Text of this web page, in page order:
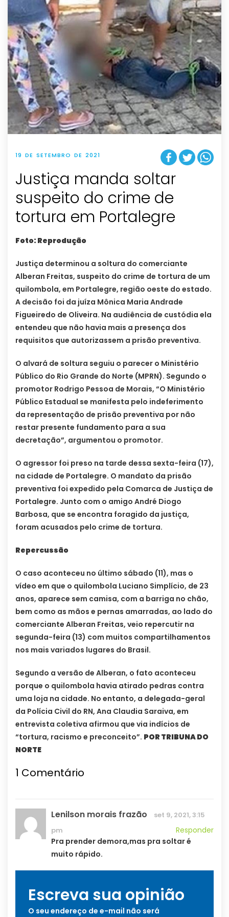
19 DE SETEMBRO DE 2021
Justiça manda soltar
suspeito do crime de
tortura em Portalegre
Foto: Reprodução
Justiça determinou a soltura do comerciante
Alberan Freitas, suspeito do crime de tortura de um
quilombola, em Portalegre, região oeste do estado.
A decisão foi da juíza Mônica Maria Andrade
Figueiredo de Oliveira. Na audiência de custódia ela
entendeu que não havia mais a presença dos
requisitos que autorizassem a prisão preventiva.
O alvará de soltura seguiu o parecer o Ministério
Público do Rio Grande do Norte (MPRN). Segundo o
promotor Rodrigo Pessoa de Morais, “O Ministério
Público Estadual se manifesta pelo indeferimento
da representação de prisão preventiva por não
restar presente fundamento para a sua
decretação”, argumentou o promotor.
O agressor foi preso na tarde dessa sexta-feira (17),
na cidade de Portalegre. O mandato da prisão
preventiva foi expedido pela Comarca de Justiça de
Portalegre. Junto com o amigo André Diogo
Barbosa, que se encontra foragido da justiça,
foram acusados pelo crime de tortura.
Repercussão
O caso aconteceu no último sábado (11), mas o
vídeo em que o quilombola Luciano Simplício, de 23
anos, aparece sem camisa, com a barriga no chão,
bem como as mãos e pernas amarradas, ao lado do
comerciante Alberan Freitas, veio repercutir na
segunda-feira (13) com muitos compartilhamentos
nos mais variados lugares do Brasil.
Segundo a versão de Alberan, o fato aconteceu
porque o quilombola havia atirado pedras contra
uma loja na cidade. No entanto, a delegada-geral
da Polícia Civil do RN, Ana Claudia Saraiva, em
entrevista coletiva afirmou que via indícios de
“tortura, racismo e preconceito”. POR TRIBUNA DO
NORTE
1 Comentário
Lenilson morais frazão
set 9, 2021, 3:15
pm
Responder
Pra prender demora,mas pra soltar é
muito rápido.
Escreva sua opinião
O seu endereço de e-mail não será